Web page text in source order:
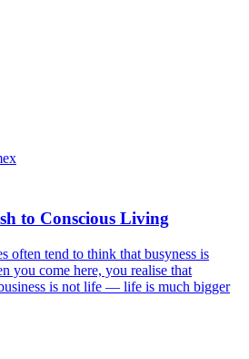
to Conscious Living
often tend to think that busyness is
you come here, you realise that
is not life — life is much bigger